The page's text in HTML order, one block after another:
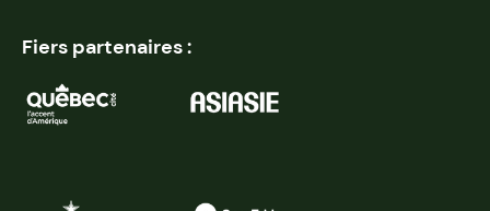
Fiers partenaires :